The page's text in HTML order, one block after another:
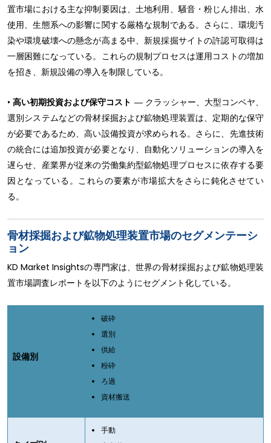
置市場における主な抑制要因は、土地利用、騒音・粉じん排出、水
使用、生態系への影響に関する厳格な規制である。さらに、環境汚
染や環境破壊への懸念が高まる中、新規採掘サイトの許認可取得は
一層困難になっている。これらの規制プロセスは運用コストの増加
を招き、新規設備の導入を制限している。
•高い初期投資および保守コスト ― クラッシャー、大型コンベヤ、
選別システムなどの骨材採掘および鉱物処理装置は、定期的な保守
が必要であるため、高い設備投資が求められる。さらに、先進技術
の統合には追加投資が必要となり、自動化ソリューションの導入を
遅らせ、産業界が従来の労働集約型鉱物処理プロセスに依存する要
因となっている。これらの要素が市場拡大をさらに鈍化させてい
る。
骨材採掘および鉱物処理装置市場のセグメンテーシ
ョン
KD Market Insightsの専門家は、世界の骨材採掘および鉱物処理装
置市場調査レポートを以下のようにセグメント化している。
設備別
破砕
選別
供給
粉砕
ろ過
資材搬送
手動